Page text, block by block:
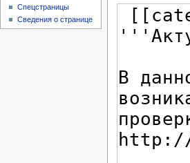
Спецстраницы
Сведения о странице